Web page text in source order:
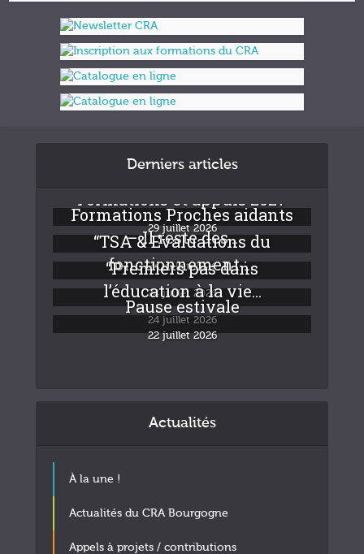
Derniers articles
Formations et appuis 2027
29 juillet 2026
Formations Proches aidants
– Il reste des...
24 juillet 2026
“TSA & Evaluations du
fonctionnement :...
24 juillet 2026
“Premiers pas dans
l’éducation à la vie...
24 juillet 2026
Pause estivale
22 juillet 2026
Actualités
À la une !
Actualités du CRA Bourgogne
Appels à projets / contributions